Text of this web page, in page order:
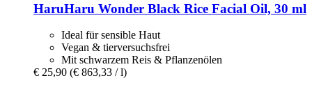
HaruHaru Wonder Black Rice Facial Oil, 30 ml
Ideal für sensible Haut
Vegan & tierversuchsfrei
Mit schwarzem Reis & Pflanzenölen
€ 25,90 (€ 863,33 / l)